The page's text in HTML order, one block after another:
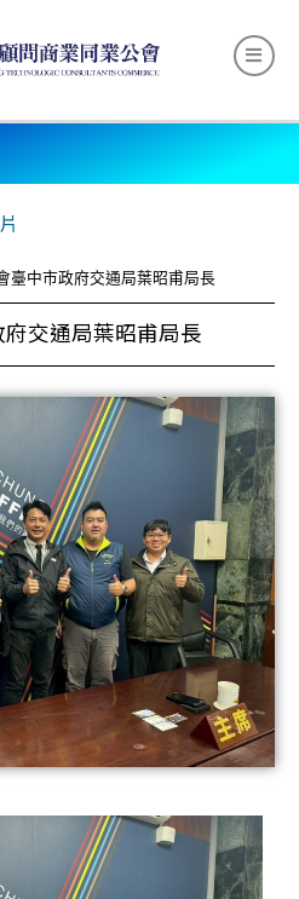
臺中市政府交通局葉昭甫局長
交通局葉昭甫局長